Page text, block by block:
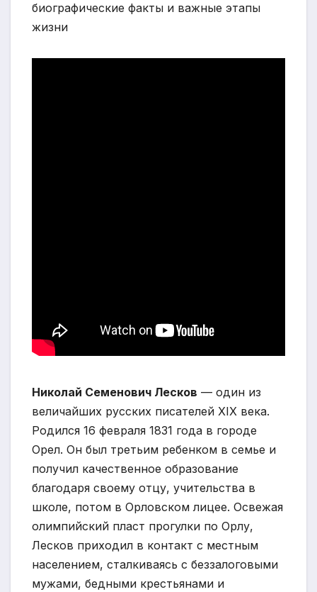
Николай Семенович Лесков — один из
величайших русских писателей XIX века.
Родился 16 февраля 1831 года в городе
Орел. Он был третьим ребенком в семье и
получил качественное образование
благодаря своему отцу, учительства в
школе, потом в Орловском лицее. Освежая
олимпийский пласт прогулки по Орлу,
Лесков приходил в контакт с местным
населением, сталкиваясь с беззалоговыми
мужами, бедными крестьянами и